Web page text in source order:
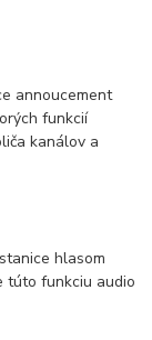
annoucement
funkcií
kanálov a
hlasom
túto funkciu audio